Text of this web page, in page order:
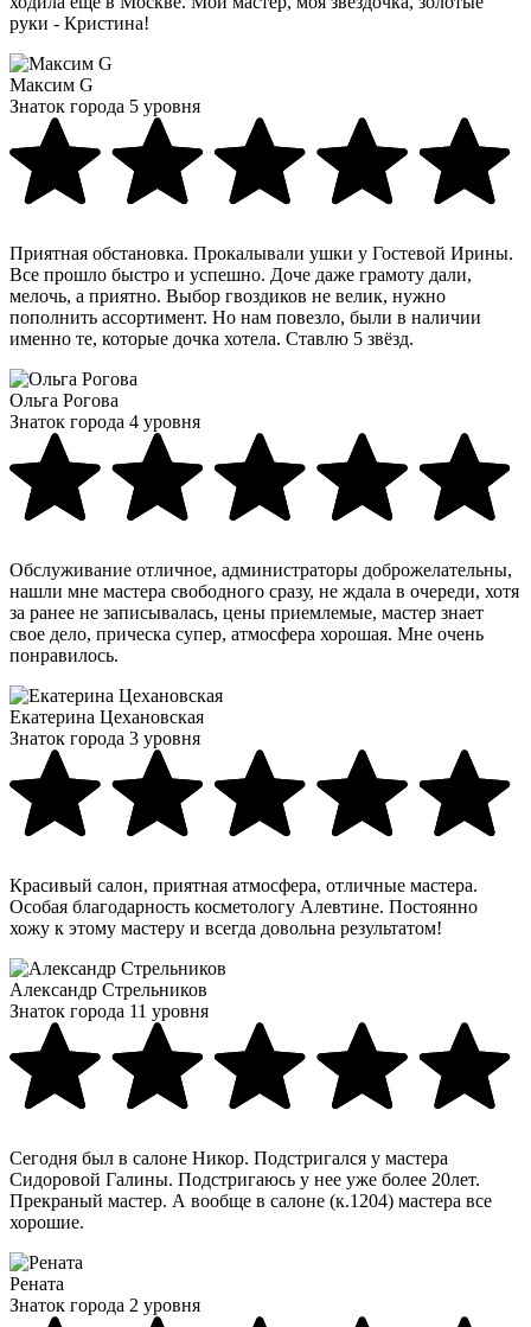
руки - Кристина!
Максим G
Знаток города 5 уровня
Приятная обстановка. Прокалывали ушки у Гостевой Ирины.
Все прошло быстро и успешно. Доче даже грамоту дали,
мелочь, а приятно. Выбор гвоздиков не велик, нужно
пополнить ассортимент. Но нам повезло, были в наличии
именно те, которые дочка хотела. Ставлю 5 звёзд.
Ольга Рогова
Знаток города 4 уровня
Обслуживание отличное, администраторы доброжелательны,
нашли мне мастера свободного сразу, не ждала в очереди, хотя
за ранее не записывалась, цены приемлемые, мастер знает
свое дело, прическа супер, атмосфера хорошая. Мне очень
понравилось.
Екатерина Цехановская
Знаток города 3 уровня
Красивый салон, приятная атмосфера, отличные мастера.
Особая благодарность косметологу Алевтине. Постоянно
хожу к этому мастеру и всегда довольна результатом!
Александр Стрельников
Знаток города 11 уровня
Сегодня был в салоне Никор. Подстригался у мастера
Сидоровой Галины. Подстригаюсь у нее уже более 20лет.
Прекраный мастер. А вообще в салоне (к.1204) мастера все
хорошие.
Рената
Знаток города 2 уровня